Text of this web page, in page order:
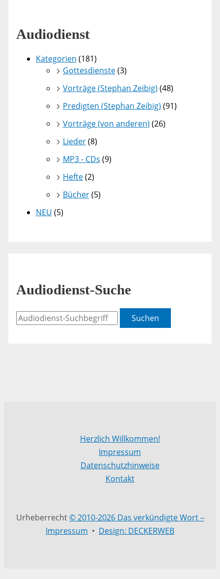
Audiodienst
Kategorien (181)
Gottesdienste(3)
Vorträge (Stephan Zeibig) (48)
Predigten (Stephan Zeibig) (91)
Vorträge (von anderen) (26)
Lieder(8)
MP3 - CDs (9)
Hefte(2)
Bücher(5)
NEU (5)
Audiodienst-Suche
Suchen
Herzlich Willkommen!
Impressum
Datenschutzhinweise
Kontakt
Urheberrecht© 2010-2026 Das verkündigte Wort –
Impressum • Design: DECKERWEB